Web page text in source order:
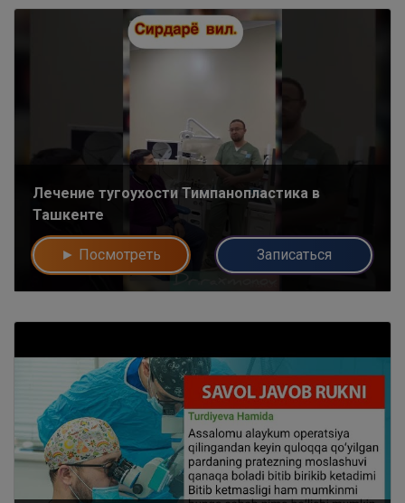
Лечение тугоухости Тимпанопластика в
Ташкенте
► Посмотреть Записаться